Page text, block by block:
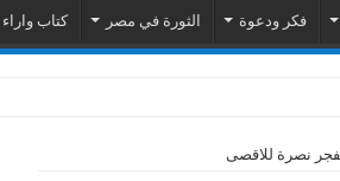
فكر ودعوة الثورة في مصر كتاب واراء
نصرة للاقصى